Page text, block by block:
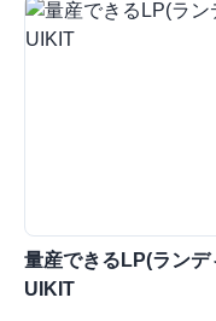
量産できるLP(ラン
UIKIT